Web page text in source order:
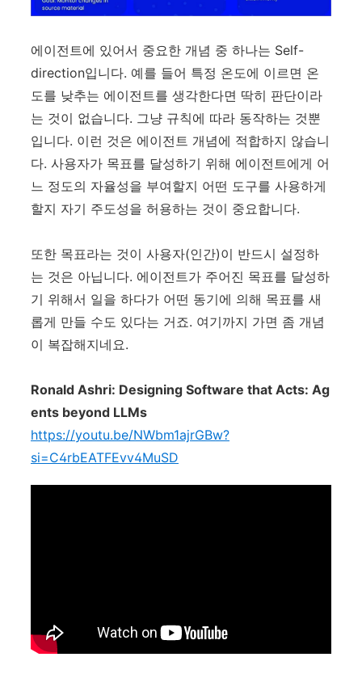
에이전트에 있어서 중요한 개념 중 하나는 Self-
direction입니다. 예를 들어 특정 온도에 이르면 온
도를 낮추는 에이전트를 생각한다면 딱히 판단이라
는 것이 없습니다. 그냥 규칙에 따라 동작하는 것뿐
입니다. 이런 것은 에이전트 개념에 적합하지 않습니
다. 사용자가 목표를 달성하기 위해 에이전트에게 어
느 정도의 자율성을 부여할지 어떤 도구를 사용하게
할지 자기 주도성을 허용하는 것이 중요합니다.
또한 목표라는 것이 사용자(인간)이 반드시 설정하
는 것은 아닙니다. 에이전트가 주어진 목표를 달성하
기 위해서 일을 하다가 어떤 동기에 의해 목표를 새
롭게 만들 수도 있다는 거죠. 여기까지 가면 좀 개념
이 복잡해지네요.
Ronald Ashri: Designing Software that Acts: Ag
ents beyond LLMs
https://youtu.be/NWbm1ajrGBw?
si=C4rbEATFEvv4MuSD